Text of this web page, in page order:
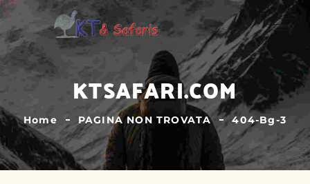
KTSAFARI.COM
Home PAGINA NON TROVATA 404-Bg-3